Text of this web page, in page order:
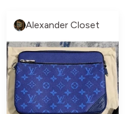
Alexander Closet